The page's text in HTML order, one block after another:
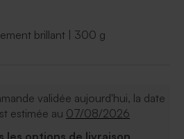
brillant | 300 g
validée aujourd'hui, la date
estimée au 07/08/2026